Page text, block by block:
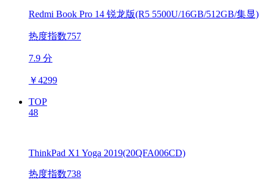
Redmi Book Pro 14 锐龙版(R5 5500U/16GB/512GB/集显)
热度指数757
7.9 分
￥4299
TOP
48
ThinkPad X1 Yoga 2019(20QFA006CD)
热度指数738